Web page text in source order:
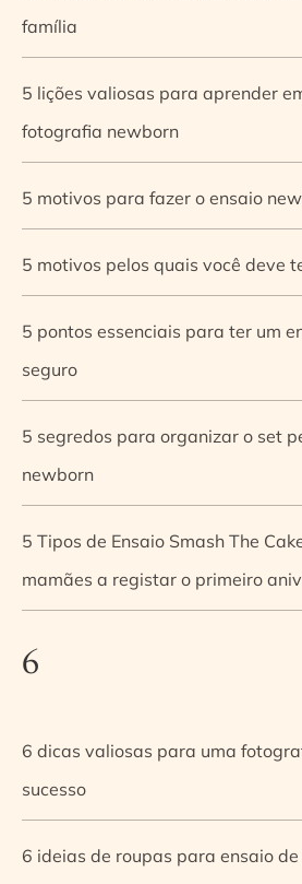
família
5 lições valiosas para aprender
fotografia newborn
5 motivos para fazer o ensaio
5 motivos pelos quais você deve
5 pontos essenciais para ter um
seguro
5 segredos para organizar o set
newborn
5 Tipos de Ensaio Smash The
mamães a registar o primeiro
6
6 dicas valiosas para uma
sucesso
6 ideias de roupas para ensaio